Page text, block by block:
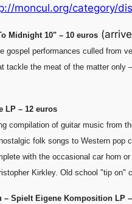
moncul.org/category/
Midnight 10" – 10 euros
gospel performances culled from
tackle the meat of the matter
LP – 12 euros
compilation of guitar music from
folk songs to Western pop
with the occasional car horn
Kirkley. Old school "tip on"
– Spielt Eigene Komposition LP